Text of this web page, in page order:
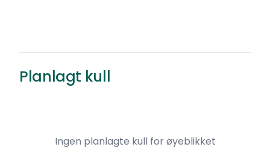
Planlagt kull
Ingen planlagte kull for øyeblikket